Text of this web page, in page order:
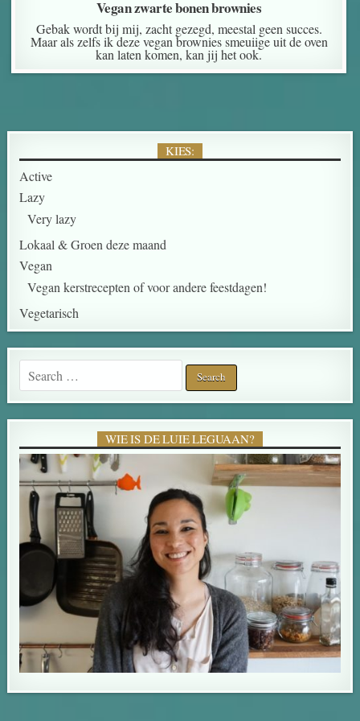
Vegan zwarte bonen brownies
Gebak wordt bij mij, zacht gezegd, meestal geen succes.
Maar als zelfs ik deze vegan brownies smeuiige uit de oven
kan laten komen, kan jij het ook.
KIES:
Active
Lazy
Very lazy
Lokaal & Groen deze maand
Vegan
Vegan kerstrecepten of voor andere feestdagen!
Vegetarisch
Search for:
WIE IS DE LUIE LEGUAAN?